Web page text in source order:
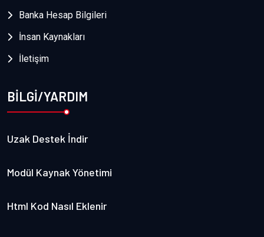
Banka Hesap Bilgileri
İnsan Kaynakları
İletişim
BİLGİ/YARDIM
Uzak Destek İndir
Modül Kaynak Yönetimi
Html Kod Nasıl Eklenir